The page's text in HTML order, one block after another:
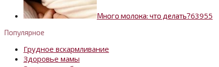
Много молока: что делать?63955
Популярное
Грудное вскармливание
Здоровье мамы